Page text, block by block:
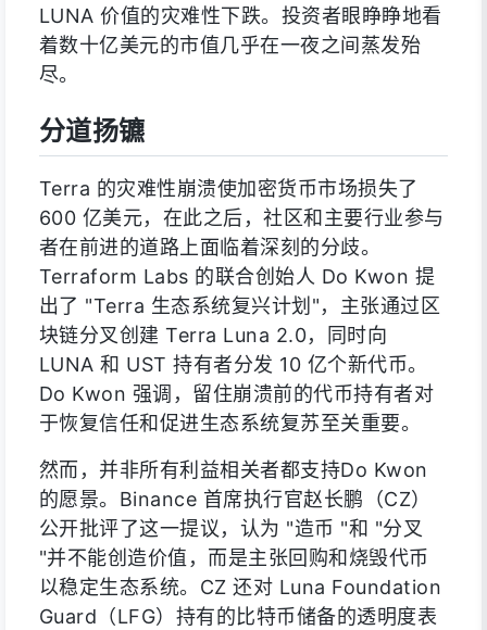
LUNA 价值的灾难性下跌。投资者眼睁睁地看
着数十亿美元的市值几乎在一夜之间蒸发殆
尽。
分道扬镳
Terra 的灾难性崩溃使加密货币市场损失了
600 亿美元，在此之后，社区和主要行业参与
者在前进的道路上面临着深刻的分歧。
Terraform Labs 的联合创始人 Do Kwon 提
出了 "Terra 生态系统复兴计划"，主张通过区
块链分叉创建 Terra Luna 2.0，同时向
LUNA 和 UST 持有者分发 10 亿个新代币。
Do Kwon 强调，留住崩溃前的代币持有者对
于恢复信任和促进生态系统复苏至关重要。
然而，并非所有利益相关者都支持Do Kwon
的愿景。Binance 首席执行官赵长鹏（CZ）
公开批评了这一提议，认为 "造币 "和 "分叉
"并不能创造价值，而是主张回购和烧毁代币
以稳定生态系统。CZ 还对 Luna Foundation
Guard（LFG）持有的比特币储备的透明度表